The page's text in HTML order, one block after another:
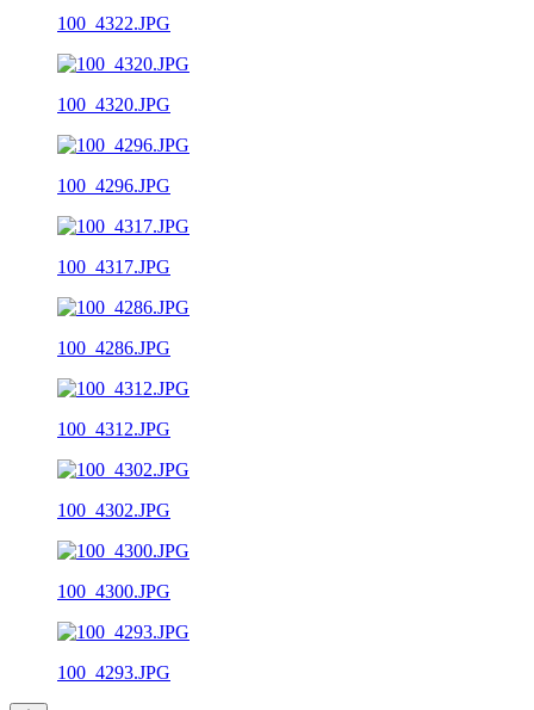
100_4322.JPG
100_4320.JPG
100_4296.JPG
100_4317.JPG
100_4286.JPG
100_4312.JPG
100_4302.JPG
100_4300.JPG
100_4293.JPG